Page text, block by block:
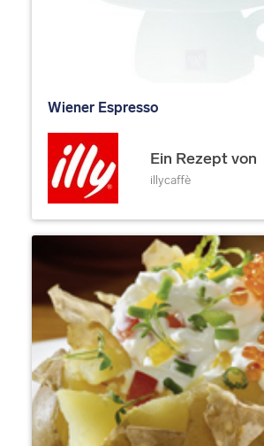
Wiener Espresso
Ein Rezept von
illycaffè